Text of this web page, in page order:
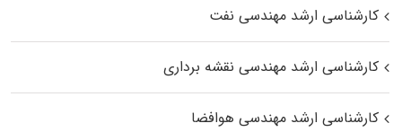
کارشناسی ارشد مهندسی نفت
کارشناسی ارشد مهندسی نقشه برداری
کارشناسی ارشد مهندسی هوافضا